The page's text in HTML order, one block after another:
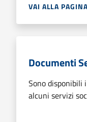
VAI ALLA PAGINA
Documenti
Sono disponibili
alcuni servizi